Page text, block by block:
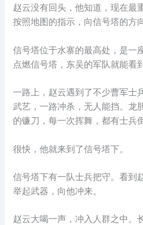
赵云没有回头，他知道，现在最
按照地图的指示，向信号塔的方
信号塔位于水寨的最高处，是一
点燃信号塔，东吴的军队就能看
一路上，赵云遇到了不少曹军士
武艺，一路冲杀，无人能挡。龙
的镰刀，每一次挥舞，都有士兵
很快，他就来到了信号塔下。
信号塔下有一队士兵把守。看到
举起武器，向他冲来。
赵云大喝一声，冲入人群之中。